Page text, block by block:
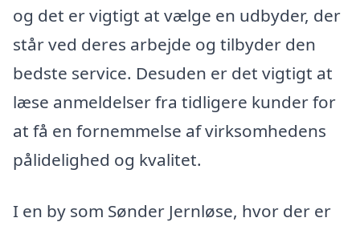
og det er vigtigt at vælge en udbyder, der
står ved deres arbejde og tilbyder den
bedste service. Desuden er det vigtigt at
læse anmeldelser fra tidligere kunder for
at få en fornemmelse af virksomhedens
pålidelighed og kvalitet.
I en by som Sønder Jernløse, hvor der er